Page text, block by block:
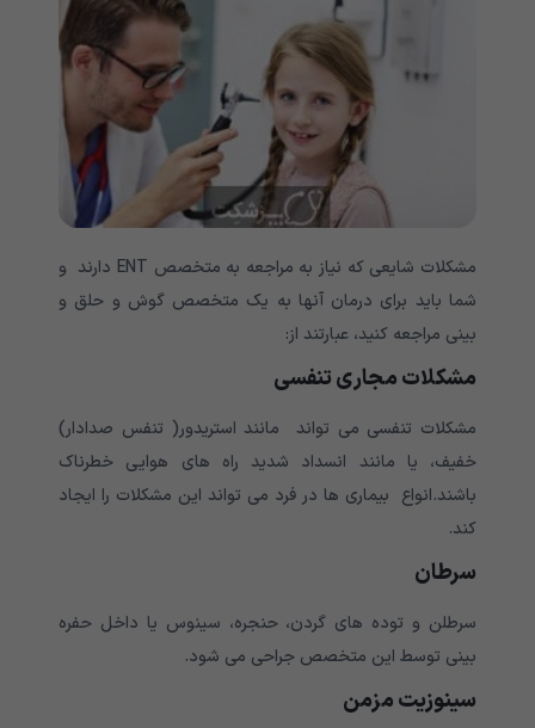
مشکلات شایعی که نیاز به مراجعه به متخصص ENT دارند و
شما باید برای درمان آنها به یک متخصص گوش و حلق و
بینی مراجعه کنید، عبارتند از:
مشکلات مجاری تنفسی
مشکلات تنفسی می تواند مانند استریدور( تنفس صدادار)
خفیف، یا مانند انسداد شدید راه های هوایی خطرناک
باشند.انواع بیماری ها در فرد می تواند این مشکلات را ایجاد
کند.
سرطان
سرطلن و توده های گردن، حنجره، سینوس یا داخل حفره
بینی توسط این متخصص جراحی می شود.
سینوزیت مزمن